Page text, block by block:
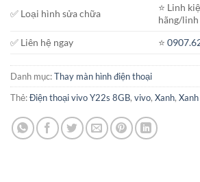
✅ Loại hình sửa chữa
⭐️ Linh
hãng/
✅ Liên hệ ngay
⭐️
Danh mục:Thay màn hình điện thoại
Thẻ:Điện thoại vivo Y22s 8GB, vivo, Xanh,